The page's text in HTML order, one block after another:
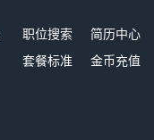
职位搜索 简历中心
套餐标准
金币充值